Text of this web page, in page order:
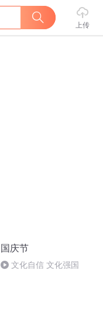
上传
国庆节
文化自信 文化强国